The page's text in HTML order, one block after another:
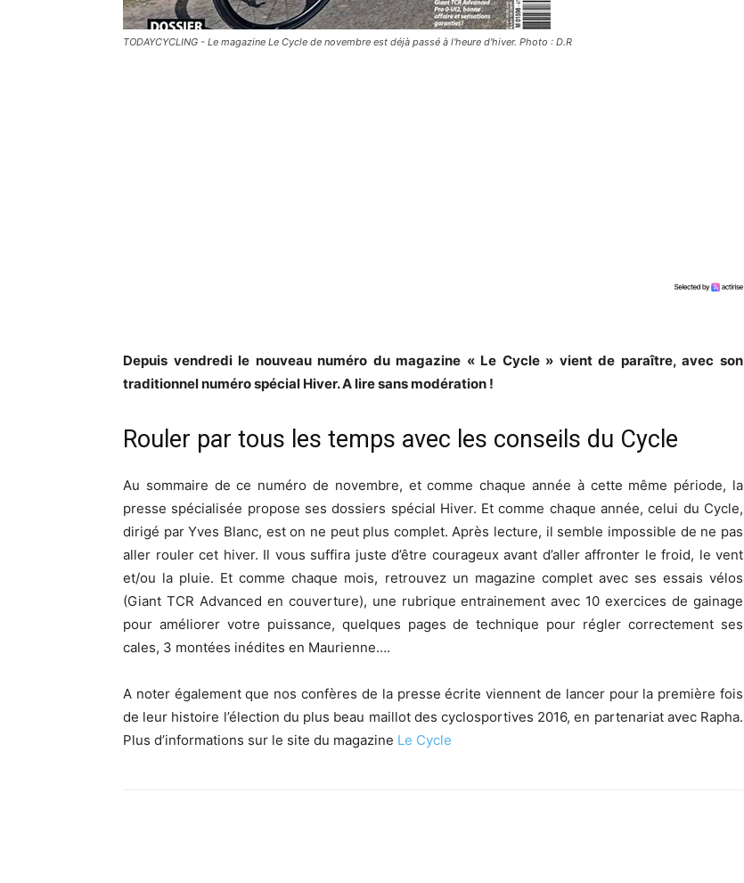
TODAYCYCLING - Le magazine Le Cycle de novembre est déjà passé à l'heure d'hiver. Photo : D.R
Depuis vendredi le nouveau numéro du magazine « Le Cycle » vient de paraître, avec son
traditionnel numéro spécial Hiver. A lire sans modération !
Rouler par tous les temps avec les conseils du Cycle
Au sommaire de ce numéro de novembre, et comme chaque année à cette même période, la
presse spécialisée propose ses dossiers spécial Hiver. Et comme chaque année, celui du Cycle,
dirigé par Yves Blanc, est on ne peut plus complet. Après lecture, il semble impossible de ne pas
aller rouler cet hiver. Il vous suffira juste d’être courageux avant d’aller affronter le froid, le vent
et/ou la pluie. Et comme chaque mois, retrouvez un magazine complet avec ses essais vélos
(Giant TCR Advanced en couverture), une rubrique entrainement avec 10 exercices de gainage
pour améliorer votre puissance, quelques pages de technique pour régler correctement ses
cales, 3 montées inédites en Maurienne….
A noter également que nos confères de la presse écrite viennent de lancer pour la première fois
de leur histoire l’élection du plus beau maillot des cyclosportives 2016, en partenariat avec Rapha.
Plus d’informations sur le site du magazine Le Cycle